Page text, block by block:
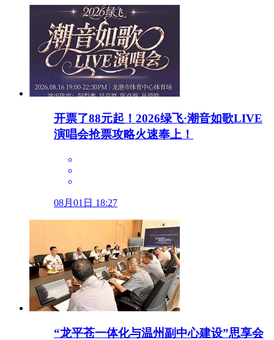
开票了88元起！2026绿飞·潮音如歌LIVE
演唱会抢票攻略火速奉上！
08月01日 18:27
“龙平苍一体化与温州副中心建设”思享会